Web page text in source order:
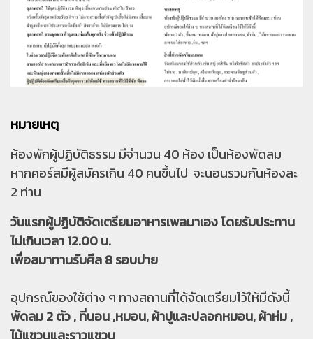
หมายเหตุ
ห้องพักผู้ปฏิบัติธรรม มีจำนวน 40 ห้อง เป็นห้องพัดลม
หากคอร์สมีผู้สมัครเกิน 40 คนขึ้นไป จะนอนรวมกันห้องละ
2 ท่าน
วันแรกผู้ปฏิบัติจัดเตรียมอาหารเพลมาเอง โดยรับประทาน
ไม่เกินเวลา 12.00 น.
เพื่อสมาทานรับศีล 8 รอบบ่าย
อุปกรณ์ของใช้ต่าง ๆ ทางสถานที่ได้จัดเตรียมไว้ให้มีดังนี้
พัดลม 2 ตัว , ที่นอน ,หมอน, ผ้าปูและปลอกหมอน, ผ้าห่ม ,